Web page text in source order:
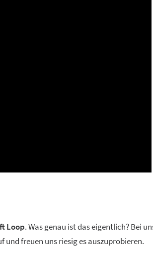
Loop. Was genau ist das eigentlich? Bei
freuen uns riesig es auszuprobieren.